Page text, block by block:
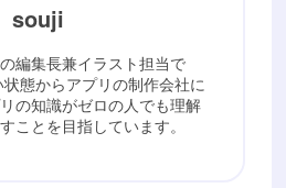
souji
編集長兼イラスト担当で
態からアプリの制作会社に
の知識がゼロの人でも理解
ことを目指しています。